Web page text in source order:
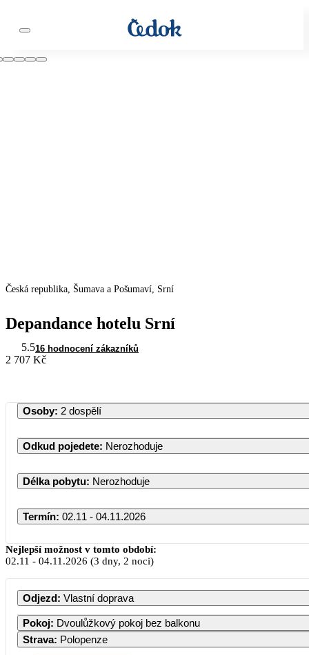
Česká republika, Šumava a Pošumaví, Srní
Depandance hotelu Srní
5.516 hodnocení zákazníků
2 707 Kč
Osoby: 2 dospělí
Odkud pojedete: Nerozhoduje
Délka pobytu: Nerozhoduje
Termín: 02.11 - 04.11.2026
Nejlepší možnost v tomto období:
02.11 - 04.11.2026 (3 dny, 2 noci)
Odjezd: Vlastní doprava
Pokoj:
Dvoulůžkový pokoj bez balkonu
Strava: Polopenze